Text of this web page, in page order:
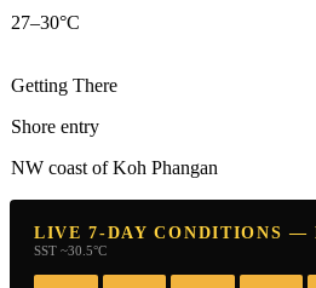
27–30°C
Getting There
Shore entry
NW coast of Koh Phangan
LIVE 7-DAY CONDITIONS —
SST ~30.5°C